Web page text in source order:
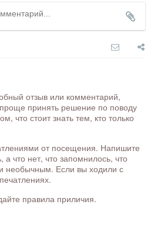
отзыв или комментарий,
принять решение по поводу
что стоит знать тем, кто только
от посещения. Напишите
что нет, что запомнилось, что
необычным. Если вы ходили с
правила приличия.